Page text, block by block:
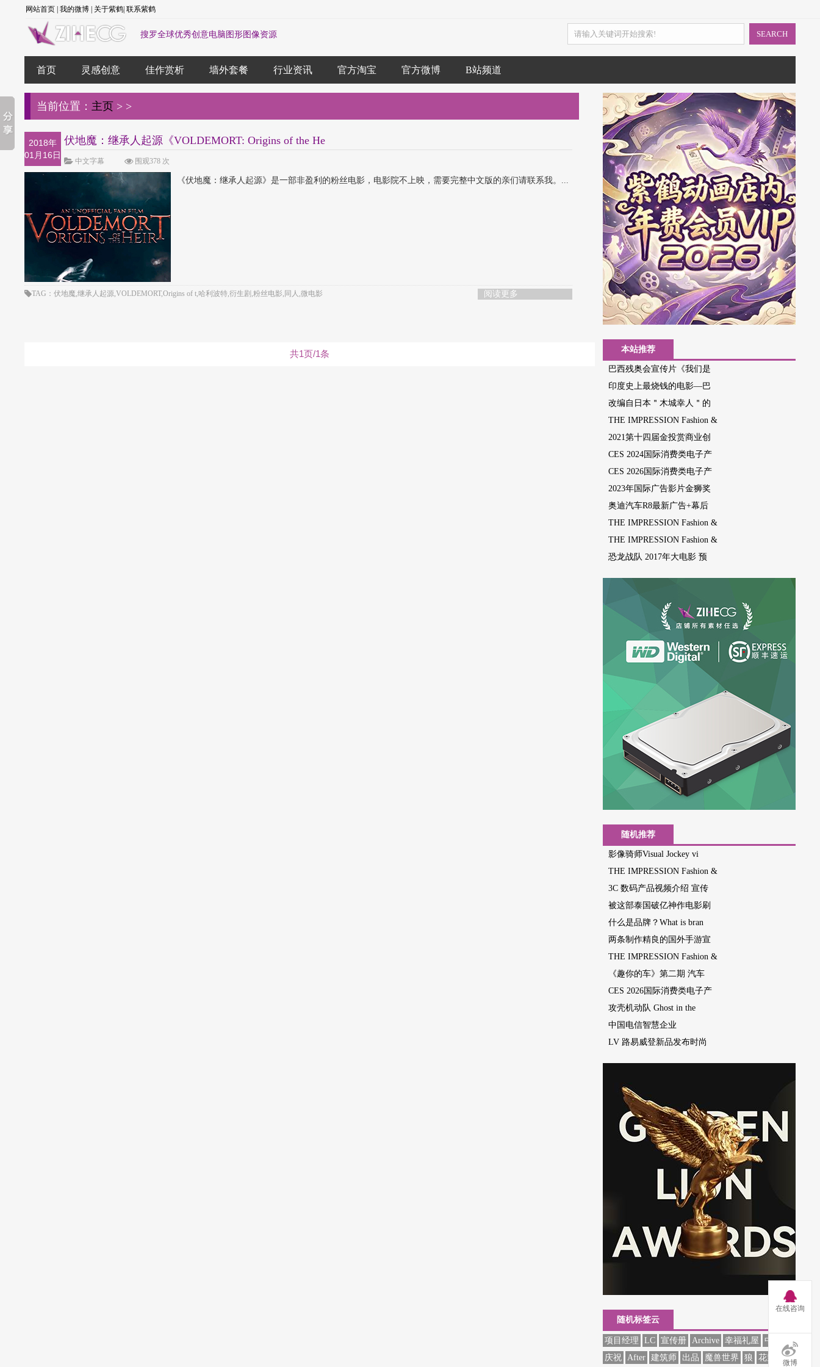
网站首页 我的微博 关于紫鹤 联系紫鹤
搜罗全球优秀创意电脑图形图像资源 SEARCH
首页 灵感创意 佳作赏析 墙外套餐 行业资讯 官方淘宝 官方微博 B站频道
当前位置： 主页 > >
2018年
01月16日
伏地魔：继承人起源《VOLDEMORT: Origins of the He
中文字幕 围观378 次
《伏地魔：继承人起源》是一部非盈利的粉丝电影，电影院不上映，需要完整中文版的亲们请联系我。...
阅读更多
TAG：伏地魔,继承人起源,VOLDEMORT,Origins of t,哈利波特,衍生剧,粉丝电影,同人,微电影
共1页/1条 本站推荐
巴西残奥会宣传片《我们是
印度史上最烧钱的电影—巴
改编自日本＂木城幸人＂的
THE IMPRESSION Fashion &
2021第十四届金投赏商业创
CES 2024国际消费类电子产
CES 2026国际消费类电子产
2023年国际广告影片金狮奖
奥迪汽车R8最新广告+幕后
THE IMPRESSION Fashion &
THE IMPRESSION Fashion &
恐龙战队 2017年大电影 预
随机推荐
影像骑师Visual Jockey vi
THE IMPRESSION Fashion &
3C 数码产品视频介绍 宣传
被这部泰国破亿神作电影刷
什么是品牌？What is bran
两条制作精良的国外手游宣
THE IMPRESSION Fashion &
《趣你的车》第二期 汽车
CES 2026国际消费类电子产
攻壳机动队 Ghost in the
中国电信智慧企业
LV 路易威登新品发布时尚
随机标签云
项目经理 LC 宣传册 Archive 幸福礼屋
中国
庆祝
After 建筑师 出品 魔兽世界 狼 花瓣
在线咨询
微博